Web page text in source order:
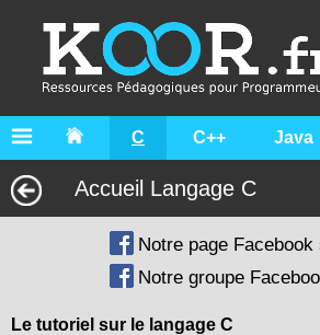
C C++ Java
Accueil Langage C
Notre page Facebook
Notre groupe
Le tutoriel sur le langage C